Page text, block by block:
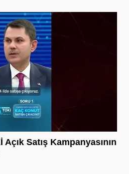
Satış Kampanyasının